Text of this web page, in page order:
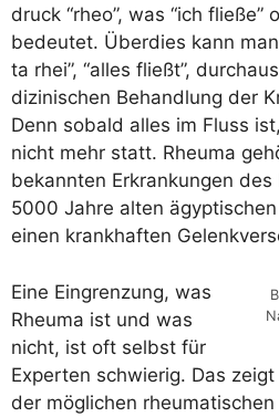
druck “rheo”, was “ich flie­ße”
bedeu­tet. Über­dies kann
ta rhei”, “alles fließt”,
di­zi­ni­schen Behand­lung der
Denn sobald alles im Fluss
nicht mehr statt. Rheu­ma
bekann­ten Erkran­kun­gen
5000 Jah­re alten
einen krank­haf­ten
Eine Ein­gren­zung, was
Rheu­ma ist und was
nicht, ist oft selbst für
Exper­ten schwie­rig. Das
der mög­li­chen